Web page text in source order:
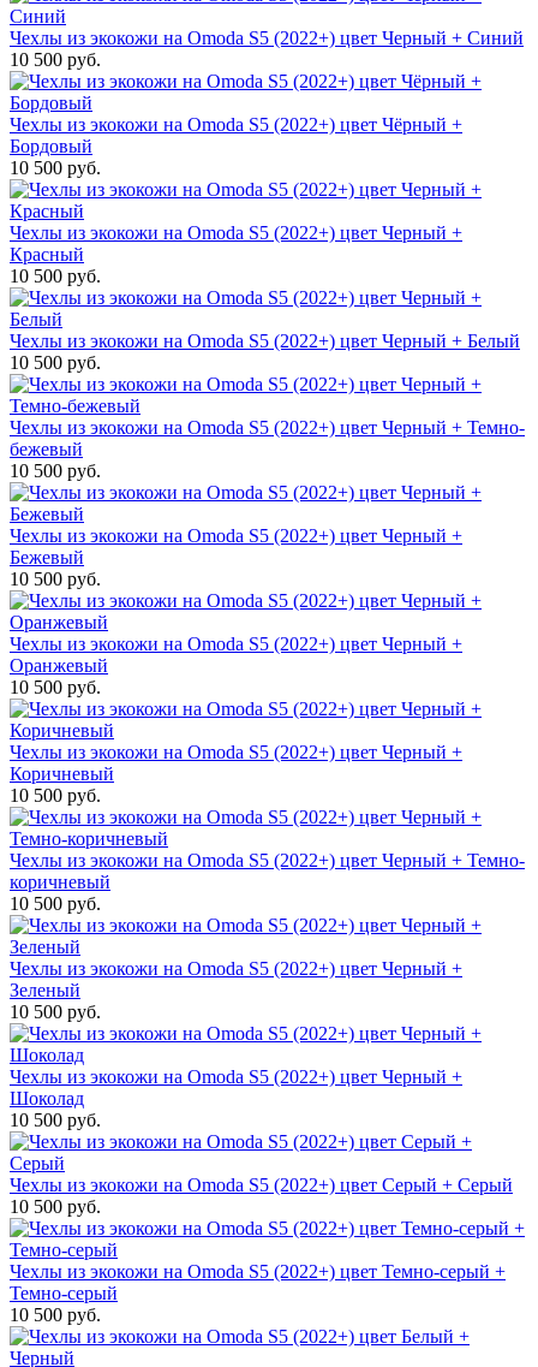
Чехлы из экокожи на Omoda S5 (2022+) цвет Черный + Синий
10 500 руб.
Чехлы из экокожи на Omoda S5 (2022+) цвет Чёрный +
Бордовый
10 500 руб.
Чехлы из экокожи на Omoda S5 (2022+) цвет Черный +
Красный
10 500 руб.
Чехлы из экокожи на Omoda S5 (2022+) цвет Черный + Белый
10 500 руб.
Чехлы из экокожи на Omoda S5 (2022+) цвет Черный + Темно-
бежевый
10 500 руб.
Чехлы из экокожи на Omoda S5 (2022+) цвет Черный +
Бежевый
10 500 руб.
Чехлы из экокожи на Omoda S5 (2022+) цвет Черный +
Оранжевый
10 500 руб.
Чехлы из экокожи на Omoda S5 (2022+) цвет Черный +
Коричневый
10 500 руб.
Чехлы из экокожи на Omoda S5 (2022+) цвет Черный + Темно-
коричневый
10 500 руб.
Чехлы из экокожи на Omoda S5 (2022+) цвет Черный +
Зеленый
10 500 руб.
Чехлы из экокожи на Omoda S5 (2022+) цвет Черный +
Шоколад
10 500 руб.
Чехлы из экокожи на Omoda S5 (2022+) цвет Серый + Серый
10 500 руб.
Чехлы из экокожи на Omoda S5 (2022+) цвет Темно-серый +
Темно-серый
10 500 руб.